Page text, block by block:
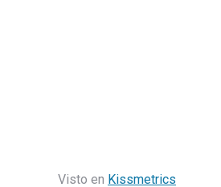
Visto en Kissmetrics